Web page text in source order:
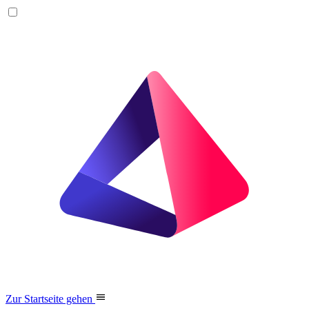
Zur Startseite gehen